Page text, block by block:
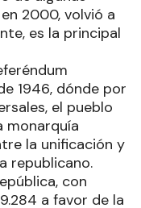
2000, volvió a
es la principal
1946, dónde por
el pueblo
monarquía
la unificación y
republicano.
con
a favor de la